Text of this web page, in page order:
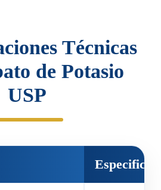
Técnicas
de Potasio
USP